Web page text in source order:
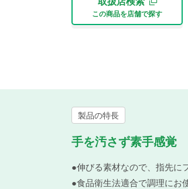
この商品を店舗で探す
製品の特長
手を汚さず素手感覚
●伸びる素材なので、指先に
●食品衛生法適合で調理にお